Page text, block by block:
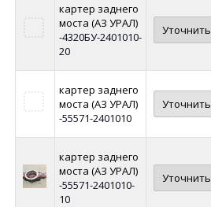
картер заднего
моста (АЗ УРАЛ)
-4320БУ-2401010-
20
Уточнить
картер заднего
моста (АЗ УРАЛ)
-55571-2401010
Уточнить
картер заднего
моста (АЗ УРАЛ)
-55571-2401010-
10
Уточнить